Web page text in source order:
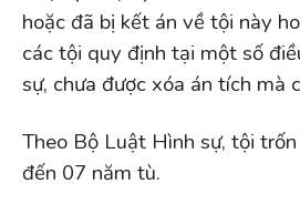
hoặc đã bị kết án về tội này
các tội quy định tại một số
sự, chưa được xóa án tích mà
Theo Bộ Luật Hình sự, tội
đến 07 năm tù.